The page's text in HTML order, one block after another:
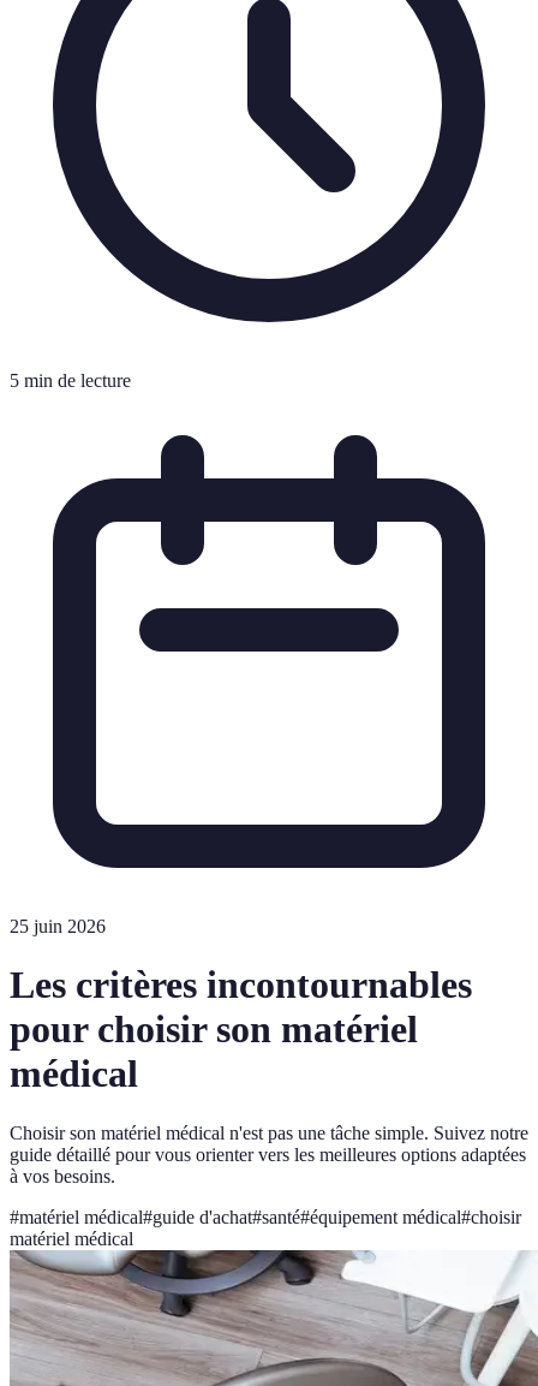
5 min de lecture
25 juin 2026
Les critères incontournables
pour choisir son matériel
médical
Choisir son matériel médical n'est pas une tâche simple. Suivez notre
guide détaillé pour vous orienter vers les meilleures options adaptées
à vos besoins.
#matériel médical#guide d'achat#santé#équipement médical#choisir
matériel médical